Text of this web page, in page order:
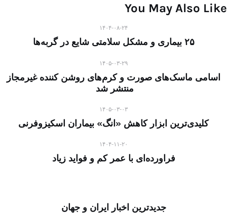
You May Also Like
۱۴۰۴-۰۸-۲۴
۲۵ بیماری و مشکل سلامتی شایع در گربه‌ها
۱۴۰۵-۰۳-۲۹
اسامی ماسک‌های صورت و کرم‌های روشن کننده غیرمجاز
منتشر شد
۱۴۰۵-۰۳-۰۳
کلیدی‌ترین ابزار کاهش «انگ» بیماران اسکیزوفرنی
۱۴۰۴-۱۱-۲۰
فراورده‌ای با عمر کم و فواید زیاد
جدیدترین اخبار ایران و جهان